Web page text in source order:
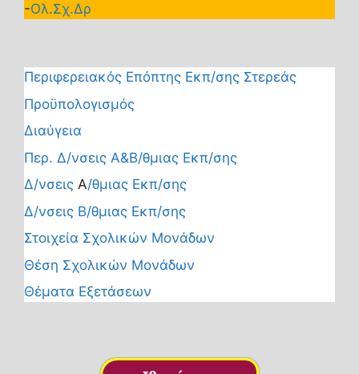
-Ολ.Σχ.Δρ
Περιφερειακός Επόπτης Εκπ/σης Στερεάς
Προϋπολογισμός
Διαύγεια
Περ. Δ/νσεις Α&Β/θμιας Εκπ/σης
Δ/νσεις Α/θμιας Εκπ/σης
Δ/νσεις Β/θμιας Εκπ/σης
Στοιχεία Σχολικών Μονάδων
Θέση Σχολικών Μονάδων
Θέματα Εξετάσεων